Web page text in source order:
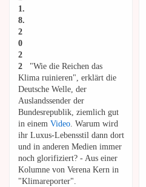
1.
8.
2
0
2
2 "Wie die Reichen das
Klima ruinieren", erklärt die
Deutsche Welle, der
Auslandssender der
Bundesrepublik, ziemlich gut
in einem Video. Warum wird
ihr Luxus-Lebensstil dann dort
und in anderen Medien immer
noch glorifiziert? - Aus einer
Kolumne von Verena Kern in
"Klimareporter".